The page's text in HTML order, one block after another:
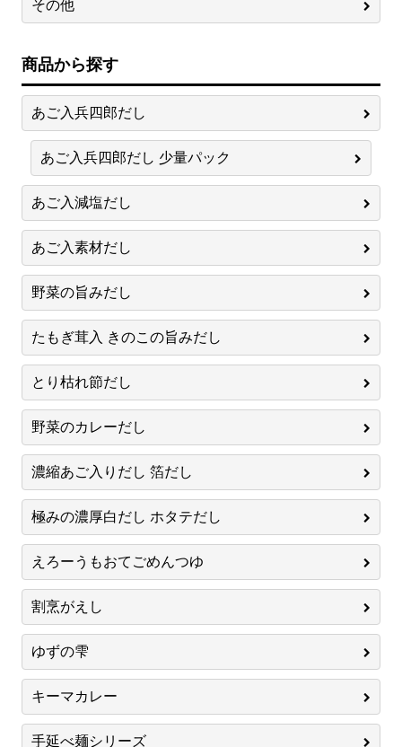
その他
商品から探す
あご入兵四郎だし
あご入兵四郎だし 少量パック
あご入減塩だし
あご入素材だし
野菜の旨みだし
たもぎ茸入 きのこの旨みだし
とり枯れ節だし
野菜のカレーだし
濃縮あご入りだし 箔だし
極みの濃厚白だし ホタテだし
えろーうもおてごめんつゆ
割烹がえし
ゆずの雫
キーマカレー
手延べ麺シリーズ